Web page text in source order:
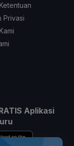
Privasi
Aplikasi